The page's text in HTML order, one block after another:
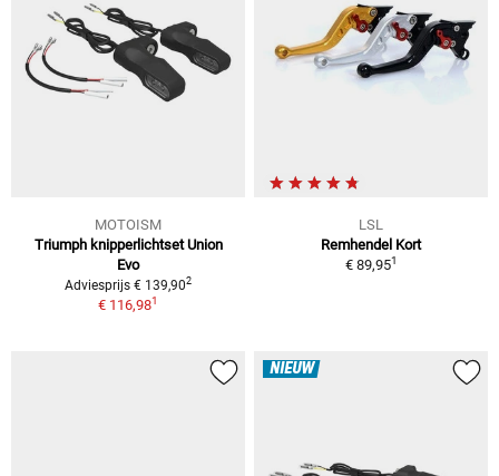
MOTOISM
Triumph knipperlichtset Union
Evo
Adviesprijs € 139,902
€ 116,981
LSL
Remhendel Kort
€ 89,951
NIEUW